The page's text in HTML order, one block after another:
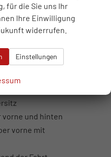
und hinten
vorne mit
für die Sie uns Ihr
Ihre Einwilligung
widerrufen.
Einstellungen